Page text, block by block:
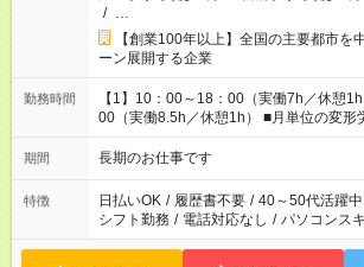
/ …
【創業100年以上】全国の主要都市を
ーン展開する企業
勤務時間
【1】10：00～18：00（実働7h／休憩
00（実働8.5h／休憩1h） ■月単位の変形
月（超過分は別途全額支給） ※【2】シ
★時短の相談OK
期間 長期のお仕事です
特徴 日払いOK / 履歴書不要 / 40～50代活躍中
シフト勤務 / 電話対応なし / パソコンス